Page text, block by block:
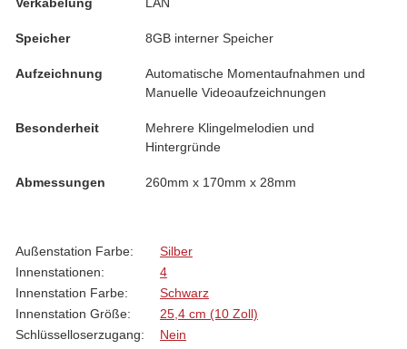
Speicher 8GB interner Speicher
Aufzeichnung
Automatische Momentaufnahmen und
Manuelle Videoaufzeichnungen
Besonderheit
Mehrere Klingelmelodien und
Hintergründe
Abmessungen 260mm x 170mm x 28mm
Produkteigenschaft
Wert
Außenstation Farbe:
Silber
Innenstationen:
4
Innenstation Farbe:
Schwarz
Innenstation Größe:
25,4 cm (10 Zoll)
Schlüsselloserzugang:
Nein